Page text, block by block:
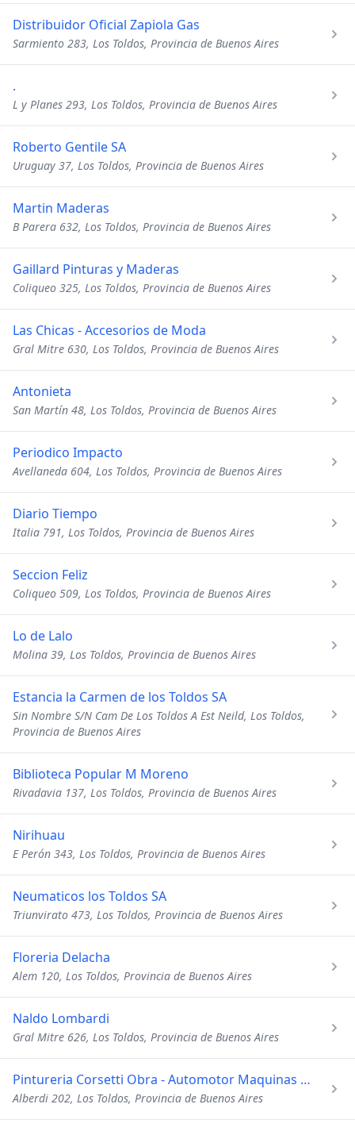
Distribuidor Oficial Zapiola Gas
Sarmiento 283, Los Toldos, Provincia de Buenos Aires
.
L y Planes 293, Los Toldos, Provincia de Buenos Aires
Roberto Gentile SA
Uruguay 37, Los Toldos, Provincia de Buenos Aires
Martin Maderas
B Parera 632, Los Toldos, Provincia de Buenos Aires
Gaillard Pinturas y Maderas
Coliqueo 325, Los Toldos, Provincia de Buenos Aires
Las Chicas - Accesorios de Moda
Gral Mitre 630, Los Toldos, Provincia de Buenos Aires
Antonieta
San Martín 48, Los Toldos, Provincia de Buenos Aires
Periodico Impacto
Avellaneda 604, Los Toldos, Provincia de Buenos Aires
Diario Tiempo
Italia 791, Los Toldos, Provincia de Buenos Aires
Seccion Feliz
Coliqueo 509, Los Toldos, Provincia de Buenos Aires
Lo de Lalo
Molina 39, Los Toldos, Provincia de Buenos Aires
Estancia la Carmen de los Toldos SA
Sin Nombre S/N Cam De Los Toldos A Est Neild, Los Toldos,
Provincia de Buenos Aires
Biblioteca Popular M Moreno
Rivadavia 137, Los Toldos, Provincia de Buenos Aires
Nirihuau
E Perón 343, Los Toldos, Provincia de Buenos Aires
Neumaticos los Toldos SA
Triunvirato 473, Los Toldos, Provincia de Buenos Aires
Floreria Delacha
Alem 120, Los Toldos, Provincia de Buenos Aires
Naldo Lombardi
Gral Mitre 626, Los Toldos, Provincia de Buenos Aires
Pintureria Corsetti Obra - Automotor Maquinas Agricolas
Alberdi 202, Los Toldos, Provincia de Buenos Aires